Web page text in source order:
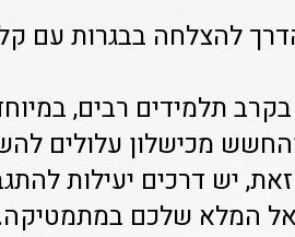
להצלחה בבגרות עם
תלמידים רבים,
מכישלון עלולים
יש דרכים יעילות
המלא שלכם במתמטיקה.